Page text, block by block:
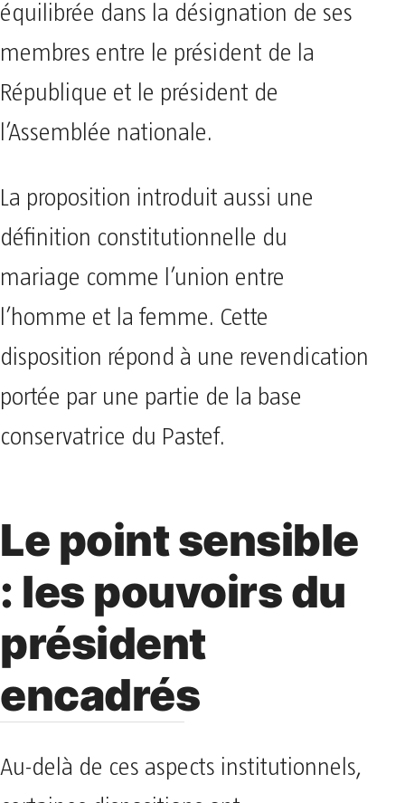
équilibrée dans la désignation de ses
membres entre le président de la
République et le président de
l’Assemblée nationale.
La proposition introduit aussi une
définition constitutionnelle du
mariage comme l’union entre
l’homme et la femme. Cette
disposition répond à une revendication
portée par une partie de la base
conservatrice du Pastef.
Le point sensible
: les pouvoirs du
président
encadrés
Au-delà de ces aspects institutionnels,